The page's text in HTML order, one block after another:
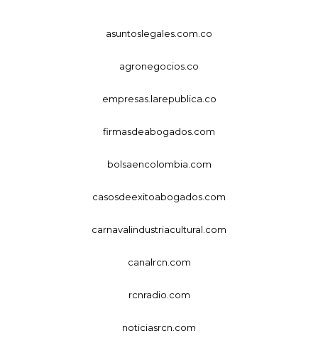
asuntoslegales.com.co
agronegocios.co
empresas.larepublica.co
firmasdeabogados.com
bolsaencolombia.com
casosdeexitoabogados.com
carnavalindustriacultural.com
canalrcn.com
rcnradio.com
noticiasrcn.com